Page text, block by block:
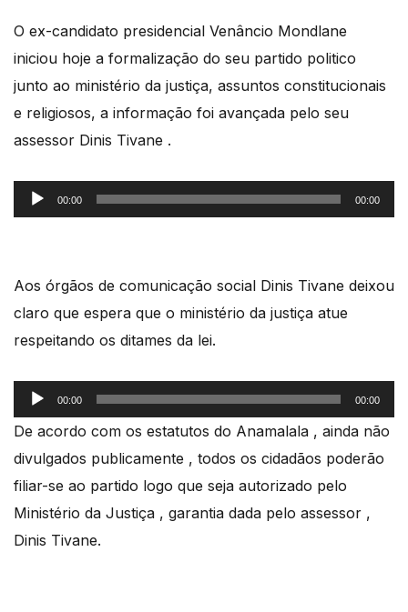
O ex-candidato presidencial Venâncio Mondlane
iniciou hoje a formalização do seu partido politico
junto ao ministério da justiça, assuntos constitucionais
e religiosos, a informação foi avançada pelo seu
assessor Dinis Tivane .
Reprodutor
de
00:00 00:00
Aos órgãos de comunicação social Dinis Tivane deixou
claro que espera que o ministério da justiça atue
respeitando os ditames da lei.
Reprodutor
de
00:00 00:00
De acordo com os estatutos do Anamalala , ainda não
divulgados publicamente , todos os cidadãos poderão
filiar-se ao partido logo que seja autorizado pelo
Ministério da Justiça , garantia dada pelo assessor ,
Dinis Tivane.